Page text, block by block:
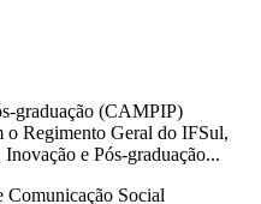
graduação (CAMPIP)
Regimento Geral do IFSul,
e Pós-graduação...
Comunicação Social